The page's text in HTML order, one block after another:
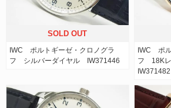
SOLD OUT
IWC ポルトギーゼ・クロノグラ
フ シルバーダイヤル IW371446
IWC ポル
フ 18K